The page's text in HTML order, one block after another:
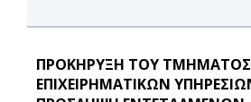
ΠΡΟΚΗΡΥΞΗ ΤΟΥ ΤΜΗΜΑΤΟΣ
ΕΠΙΧΕΙΡΗΜΑΤΙΚΩΝ